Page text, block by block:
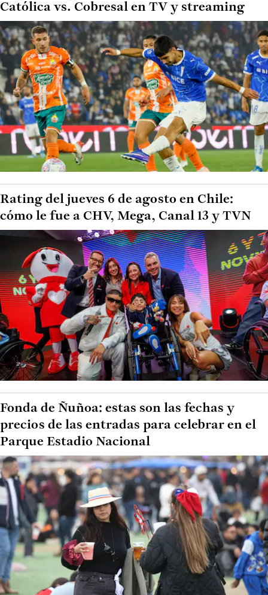
Católica vs. Cobresal en TV y streaming
Rating del jueves 6 de agosto en Chile:
cómo le fue a CHV, Mega, Canal 13 y TVN
Fonda de Ñuñoa: estas son las fechas y
precios de las entradas para celebrar en el
Parque Estadio Nacional